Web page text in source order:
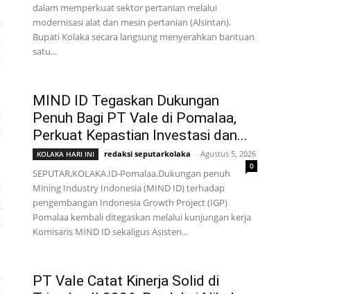
dalam memperkuat sektor pertanian melalui
modernisasi alat dan mesin pertanian (Alsintan).
Bupati Kolaka secara langsung menyerahkan bantuan
satu...
MIND ID Tegaskan Dukungan
Penuh Bagi PT Vale di Pomalaa,
Perkuat Kepastian Investasi dan...
KOLAKA HARI INI redaksi seputarkolaka - Agustus 5, 2026
0
SEPUTAR,KOLAKA.ID-Pomalaa,Dukungan penuh
Mining Industry Indonesia (MIND ID) terhadap
pengembangan Indonesia Growth Project (IGP)
Pomalaa kembali ditegaskan melalui kunjungan kerja
Komisaris MIND ID sekaligus Asisten...
PT Vale Catat Kinerja Solid di